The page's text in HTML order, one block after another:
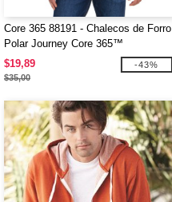
Core 365 88191 - Chalecos de Forro
Polar Journey Core 365™
$19,89
$35,00
-43%